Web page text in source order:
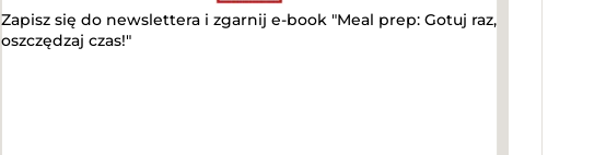
Zapisz się do newslettera i zgarnij e-book "Meal prep: Gotuj raz,
oszczędzaj czas!"